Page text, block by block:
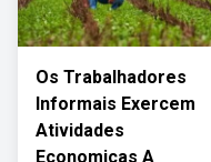
Os Trabalhadores
Informais Exercem
Atividades
Economicas A